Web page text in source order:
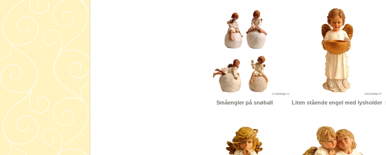
Småengler på snøball Liten stående engel med lysholder